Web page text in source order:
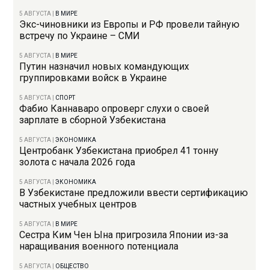
5 АВГУСТА В МИРЕ
Экс-чиновники из Европы и РФ провели тайную
встречу по Украине – СМИ
5 АВГУСТА В МИРЕ
Путин назначил новых командующих
группировками войск в Украине
5 АВГУСТА СПОРТ
Фабио Каннаваро опроверг слухи о своей
зарплате в сборной Узбекистана
5 АВГУСТА |ЭКОНОМИКА
Центробанк Узбекистана приобрел 41 тонну
золота с начала 2026 года
5 АВГУСТА |ЭКОНОМИКА
В Узбекистане предложили ввести сертификацию
частных учебных центров
5 АВГУСТА В МИРЕ
Сестра Ким Чен Ына пригрозила Японии из-за
наращивания военного потенциала
5 АВГУСТА ОБЩЕСТВО